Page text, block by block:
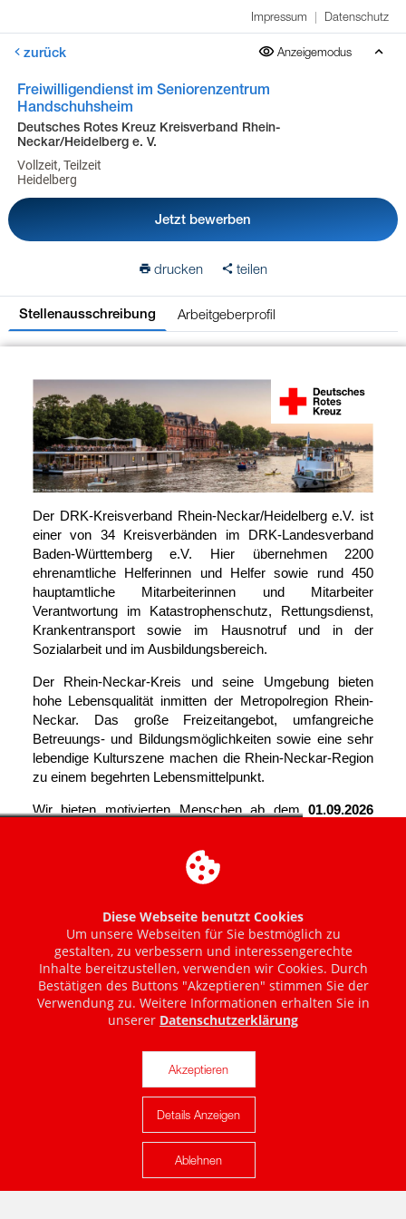
Impressum | Datenschutz
zurück Anzeigemodus
Freiwilligendienst im Seniorenzentrum
Handschuhsheim
Deutsches Rotes Kreuz Kreisverband Rhein-
Neckar/Heidelberg e. V.
Vollzeit, Teilzeit
Heidelberg
Jetzt bewerben
drucken teilen
Stellenausschreibung Arbeitgeberprofil
Karte anzeigen
Diese Webseite benutzt Cookies
Um unsere Webseiten für Sie bestmöglich zu
gestalten, zu verbessern und interessengerechte
Inhalte bereitzustellen, verwenden wir Cookies. Durch
Bestätigen des Buttons "Akzeptieren" stimmen Sie der
Verwendung zu. Weitere Informationen erhalten Sie in
unserer Datenschutzerklärung
Akzeptieren
Details Anzeigen
Ablehnen